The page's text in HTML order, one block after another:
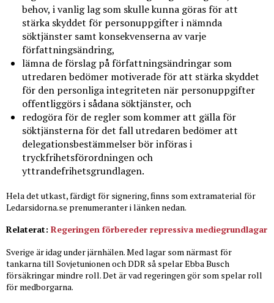
behov, i vanlig lag som skulle kunna göras för att
stärka skyddet för personuppgifter i nämnda
söktjänster samt konsekvenserna av varje
författningsändring,
lämna de förslag på författningsändringar som
utredaren bedömer motiverade för att stärka skyddet
för den personliga integriteten när personuppgifter
offentliggörs i sådana söktjänster, och
redogöra för de regler som kommer att gälla för
söktjänsterna för det fall utredaren bedömer att
delegationsbestämmelser bör införas i
tryckfrihetsförordningen och
yttrandefrihetsgrundlagen.
Hela det utkast, färdigt för signering, finns som extramaterial för
Ledarsidorna.se prenumeranter i länken nedan.
Relaterat: Regeringen förbereder repressiva mediegrundlagar
Sverige är idag under järnhälen. Med lagar som närmast för
tankarna till Sovjetunionen och DDR så spelar Ebba Busch
försäkringar mindre roll. Det är vad regeringen gör som spelar roll
för medborgarna.